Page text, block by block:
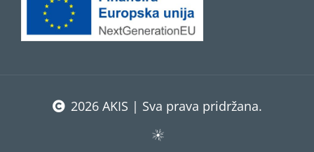
2026 AKIS | Sva prava pridržana.